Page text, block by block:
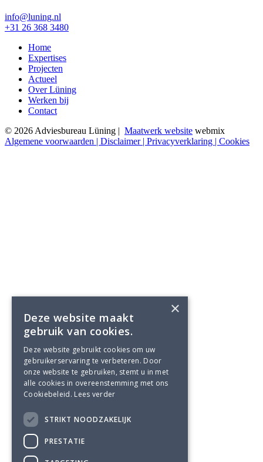
info@luning.nl
+31 26 368 3480
Home
Expertises
Projecten
Actueel
Over Lüning
Werken bij
Contact
© 2026 Adviesbureau Lüning | Maatwerk website webmix
Algemene voorwaarden | Disclaimer | Privacyverklaring | Cookies
×
Deze website maakt
gebruik van cookies.
Deze website gebruikt cookies om uw
gebruikerservaring te verbeteren. Door
onze website te gebruiken, stemt u in met
alle cookies in overeenstemming met ons
Cookiebeleid. Lees verder
STRIKT NOODZAKELIJK
PRESTATIE